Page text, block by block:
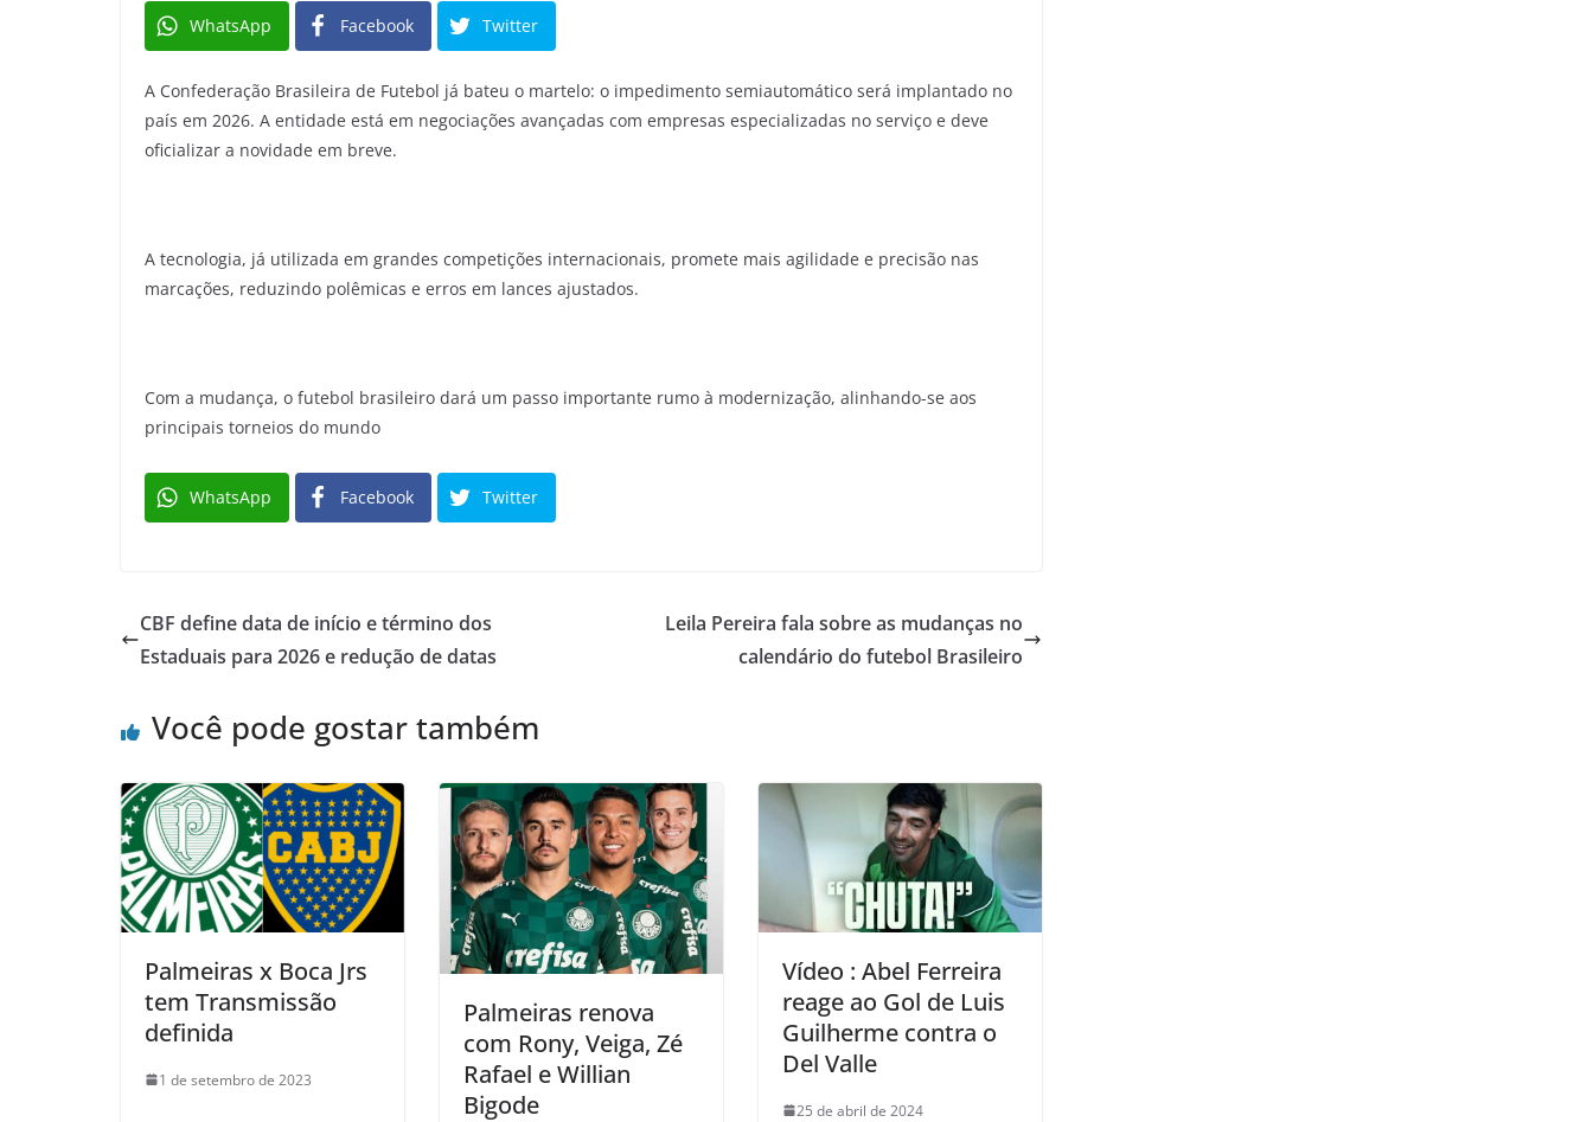
WhatsApp Facebook Twitter
A Confederação Brasileira de Futebol já bateu o martelo: o impedimento semiautomático será implantado no
país em 2026. A entidade está em negociações avançadas com empresas especializadas no serviço e deve
oficializar a novidade em breve.
A tecnologia, já utilizada em grandes competições internacionais, promete mais agilidade e precisão nas
marcações, reduzindo polêmicas e erros em lances ajustados.
Com a mudança, o futebol brasileiro dará um passo importante rumo à modernização, alinhando-se aos
principais torneios do mundo
WhatsApp Facebook Twitter
CBF define data de início e término dos
Estaduais para 2026 e redução de datas
Leila Pereira fala sobre as mudanças no
calendário do futebol Brasileiro
Você pode gostar também
Palmeiras x Boca Jrs
tem Transmissão
definida
1 de setembro de 2023
Palmeiras renova
com Rony, Veiga, Zé
Rafael e Willian
Bigode
Vídeo : Abel Ferreira
reage ao Gol de Luis
Guilherme contra o
Del Valle
25 de abril de 2024